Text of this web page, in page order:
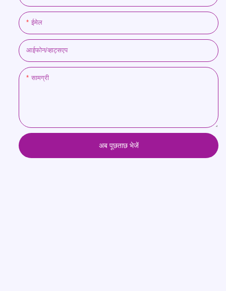
ईमेल
आईफोन/व्हाट्सएप
सामग्री
अब पूछताछ भेजें